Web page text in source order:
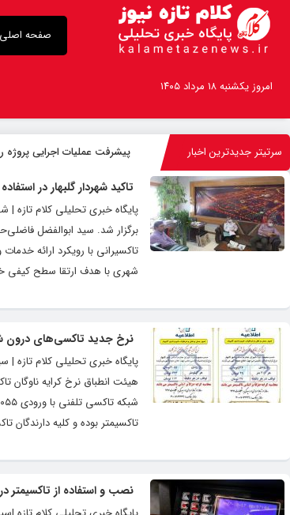
صفحه اصلی
امروز یکشنبه ۱۸ مرداد ۱۴۰۵
سرتیتر جدیدترین اخبار پیشرفت عملیات اجرایی پروژه
تاکید شهردار گلبهار در
پایگاه خبری تحلیلی کلام تازه
برگزار شد. سید ابوالفضل
تاکسیرانی با رویکرد ارائه
شهری با هدف ارتقا سطح کیفی
نرخ جدید تاکسی‌های درون
پایگاه خبری تحلیلی کلام تازه |
تاکسیمتر بوده و کلیه
نصب و استفاده از تاکسیمتر